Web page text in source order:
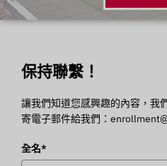
保持聯繫！
讓我們知道您感興趣的內容，我
寄電子郵件給我們：
全名*